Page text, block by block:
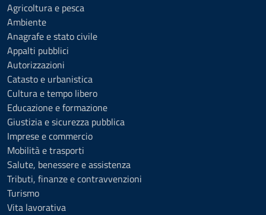
Agricoltura e pesca
Ambiente
Anagrafe e stato civile
Appalti pubblici
Autorizzazioni
Catasto e urbanistica
Cultura e tempo libero
Educazione e formazione
Giustizia e sicurezza pubblica
Imprese e commercio
Mobilità e trasporti
Salute, benessere e assistenza
Tributi, finanze e contravvenzioni
Turismo
Vita lavorativa